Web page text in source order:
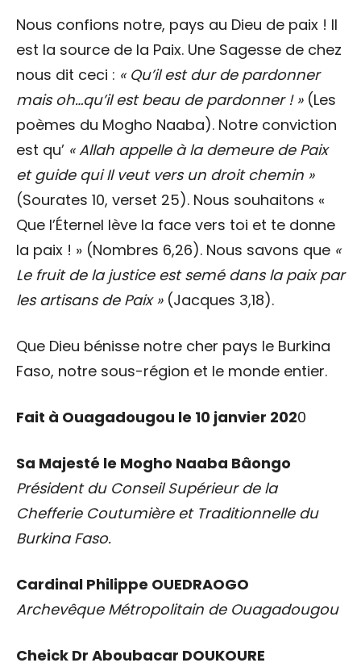
Nous confions notre, pays au Dieu de paix ! Il
est la source de la Paix. Une Sagesse de chez
nous dit ceci : « Qu’il est dur de pardonner
mais oh…qu’il est beau de pardonner ! » (Les
poèmes du Mogho Naaba). Notre conviction
est qu’ « Allah appelle à la demeure de Paix
et guide qui Il veut vers un droit chemin »
(Sourates 10, verset 25). Nous souhaitons «
Que l’Éternel lève la face vers toi et te donne
la paix ! » (Nombres 6,26). Nous savons que «
Le fruit de la justice est semé dans la paix par
les artisans de Paix »(Jacques 3,18).
Que Dieu bénisse notre cher pays le Burkina
Faso, notre sous-région et le monde entier.
Fait à Ouagadougou le 10 janvier 2020
Sa Majesté le Mogho Naaba Bâongo
Président du Conseil Supérieur de la
Chefferie Coutumière et Traditionnelle du
Burkina Faso.
Cardinal Philippe OUEDRAOGO
Archevêque Métropolitain de Ouagadougou
Cheick Dr Aboubacar DOUKOURE